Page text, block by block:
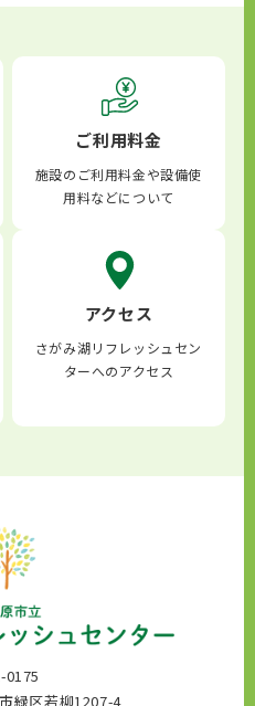
ご利用料金
施設のご利用料金や設備使
用料などについて
アクセス
さがみ湖リフレッシュセン
ターへのアクセス
0175
緑区若柳1207-4